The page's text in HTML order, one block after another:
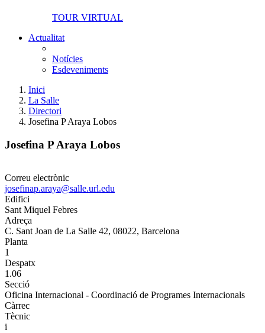
TOUR VIRTUAL
Actualitat
Notícies
Esdeveniments
Inici
La Salle
Directori
Josefina P Araya Lobos
Josefina P Araya Lobos
Correu electrònic
josefinap.araya@salle.url.edu
Edifici
Sant Miquel Febres
Adreça
C. Sant Joan de La Salle 42, 08022, Barcelona
Planta
1
Despatx
1.06
Secció
Oficina Internacional - Coordinació de Programes Internacionals
Càrrec
Tècnic
i